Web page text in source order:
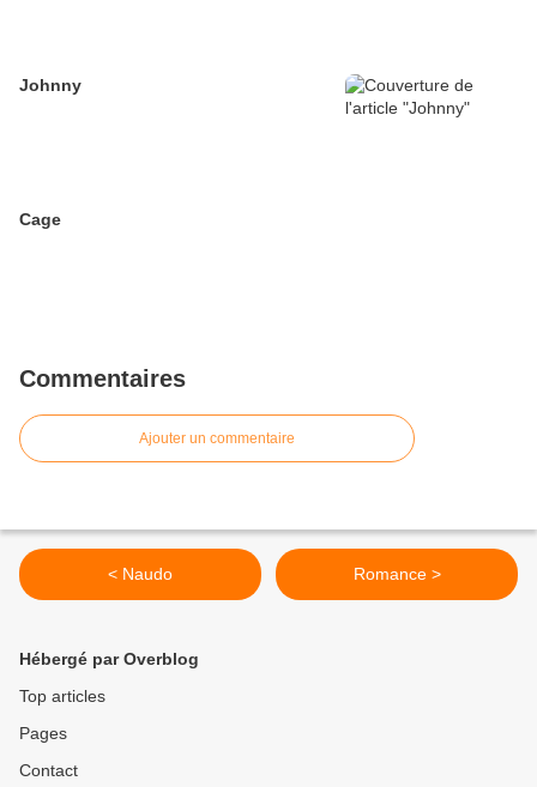
Johnny
Cage
Commentaires
Ajouter un commentaire
< Naudo Romance >
Hébergé par Overblog
Top articles
Pages
Contact